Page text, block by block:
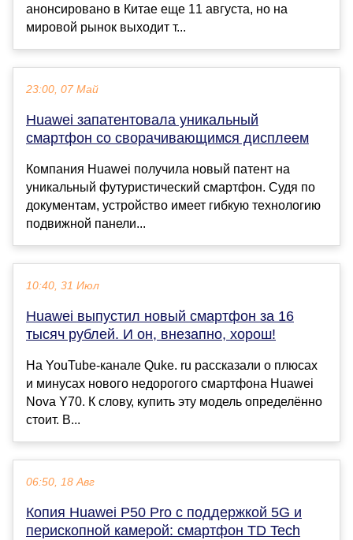
анонсировано в Китае еще 11 августа, но на
мировой рынок выходит т...
23:00, 07 Май
Huawei запатентовала уникальный
смартфон со сворачивающимся дисплеем
Компания Huawei получила новый патент на
уникальный футуристический смартфон. Судя по
документам, устройство имеет гибкую технологию
подвижной панели...
10:40, 31 Июл
Huawei выпустил новый смартфон за 16
тысяч рублей. И он, внезапно, хорош!
На YouTube-канале Quke. ru рассказали о плюсах
и минусах нового недорогого смартфона Huawei
Nova Y70. К слову, купить эту модель определённо
стоит. В...
06:50, 18 Авг
Копия Huawei P50 Pro с поддержкой 5G и
перископной камерой: смартфон TD Tech